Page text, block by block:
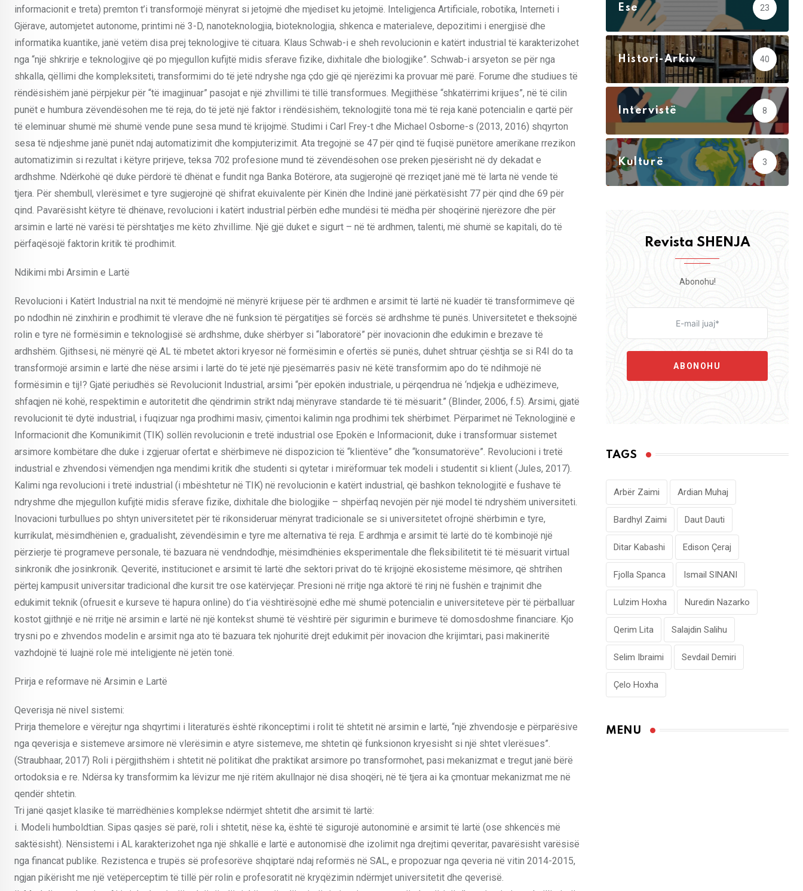
informacionit e treta) premton t’i transformojë mënyrat si jetojmë dhe mjediset ku jetojmë. Inteligjenca Artificiale, robotika, Interneti i
Gjërave, automjetet autonome, printimi në 3-D, nanoteknologjia, bioteknologjia, shkenca e materialeve, depozitimi i energjisë dhe
informatika kuantike, janë vetëm disa prej teknologjive të cituara. Klaus Schwab-i e sheh revolucionin e katërt industrial të karakterizohet
nga “një shkrirje e teknologjive që po mjegullon kufijtë midis sferave fizike, dixhitale dhe biologjike”. Schwab-i arsyeton se për nga
shkalla, qëllimi dhe kompleksiteti, transformimi do të jetë ndryshe nga çdo gjë që njerëzimi ka provuar më parë. Forume dhe studiues të
rëndësishëm janë përpjekur për “të imagjinuar” pasojat e një zhvillimi të tillë transformues. Megjithëse “shkatërrimi krijues”, në të cilin
punët e humbura zëvendësohen me të reja, do të jetë një faktor i rëndësishëm, teknologjitë tona më të reja kanë potencialin e qartë për
të eleminuar shumë më shumë vende pune sesa mund të krijojmë. Studimi i Carl Frey-t dhe Michael Osborne-s (2013, 2016) shqyrton
sesa të ndjeshme janë punët ndaj automatizimit dhe kompjuterizimit. Ata tregojnë se 47 për qind të fuqisë punëtore amerikane rrezikon
automatizimin si rezultat i këtyre prirjeve, teksa 702 profesione mund të zëvendësohen ose preken pjesërisht në dy dekadat e
ardhshme. Ndërkohë që duke përdorë të dhënat e fundit nga Banka Botërore, ata sugjerojnë që rreziqet janë më të larta në vende të
tjera. Për shembull, vlerësimet e tyre sugjerojnë që shifrat ekuivalente për Kinën dhe Indinë janë përkatësisht 77 për qind dhe 69 për
qind. Pavarësisht këtyre të dhënave, revolucioni i katërt industrial përbën edhe mundësi të mëdha për shoqërinë njerëzore dhe për
arsimin e lartë në varësi të përshtatjes me këto zhvillime. Një gjë duket e sigurt – në të ardhmen, talenti, më shumë se kapitali, do të
përfaqësojë faktorin kritik të prodhimit.
Ndikimi mbi Arsimin e Lartë
Revolucioni i Katërt Industrial na nxit të mendojmë në mënyrë krijuese për të ardhmen e arsimit të lartë në kuadër të transformimeve që
po ndodhin në zinxhirin e prodhimit të vlerave dhe në funksion të përgatitjes së forcës së ardhshme të punës. Universitetet e theksojnë
rolin e tyre në formësimin e teknologjisë së ardhshme, duke shërbyer si “laboratorë” për inovacionin dhe edukimin e brezave të
ardhshëm. Gjithsesi, në mënyrë që AL të mbetet aktori kryesor në formësimin e ofertës së punës, duhet shtruar çështja se si R4I do ta
transformojë arsimin e lartë dhe nëse arsimi i lartë do të jetë një pjesëmarrës pasiv në këtë transformim apo do të ndihmojë në
formësimin e tij!? Gjatë periudhës së Revolucionit Industrial, arsimi “për epokën industriale, u përqendrua në ‘ndjekja e udhëzimeve,
shfaqjen në kohë, respektimin e autoritetit dhe qëndrimin strikt ndaj mënyrave standarde të të mësuarit.” (Blinder, 2006, f.5). Arsimi, gjatë
revolucionit të dytë industrial, i fuqizuar nga prodhimi masiv, çimentoi kalimin nga prodhimi tek shërbimet. Përparimet në Teknologjinë e
Informacionit dhe Komunikimit (TIK) sollën revolucionin e tretë industrial ose Epokën e Informacionit, duke i transformuar sistemet
arsimore kombëtare dhe duke i zgjeruar ofertat e shërbimeve në dispozicion të “klientëve” dhe “konsumatorëve”. Revolucioni i tretë
industrial e zhvendosi vëmendjen nga mendimi kritik dhe studenti si qytetar i mirëformuar tek modeli i studentit si klient (Jules, 2017).
Kalimi nga revolucioni i tretë industrial (i mbështetur në TIK) në revolucionin e katërt industrial, që bashkon teknologjitë e fushave të
ndryshme dhe mjegullon kufijtë midis sferave fizike, dixhitale dhe biologjike – shpërfaq nevojën për një model të ndryshëm universiteti.
Inovacioni turbullues po shtyn universitetet për të rikonsideruar mënyrat tradicionale se si universitetet ofrojnë shërbimin e tyre,
kurrikulat, mësimdhënien e, gradualisht, zëvendësimin e tyre me alternativa të reja. E ardhmja e arsimit të lartë do të kombinojë një
përzierje të programeve personale, të bazuara në vendndodhje, mësimdhënies eksperimentale dhe fleksibilitetit të të mësuarit virtual
sinkronik dhe josinkronik. Qeveritë, institucionet e arsimit të lartë dhe sektori privat do të krijojnë ekosisteme mësimore, që shtrihen
përtej kampusit universitar tradicional dhe kursit tre ose katërvjeçar. Presioni në rritje nga aktorë të rinj në fushën e trajnimit dhe
edukimit teknik (ofruesit e kurseve të hapura online) do t’ia vështirësojnë edhe më shumë potencialin e universiteteve për të përballuar
kostot gjithnjë e në rritje në arsimin e lartë në një kontekst shumë të vështirë për sigurimin e burimeve të domosdoshme financiare. Kjo
trysni po e zhvendos modelin e arsimit nga ato të bazuara tek njohuritë drejt edukimit për inovacion dhe krijimtari, pasi makineritë
vazhdojnë të luajnë role më inteligjente në jetën tonë.
Prirja e reformave në Arsimin e Lartë
Qeverisja në nivel sistemi:
Prirja themelore e vërejtur nga shqyrtimi i literaturës është rikonceptimi i rolit të shtetit në arsimin e lartë, “një zhvendosje e përparësive
nga qeverisja e sistemeve arsimore në vlerësimin e atyre sistemeve, me shtetin që funksionon kryesisht si një shtet vlerësues”.
(Straubhaar, 2017) Roli i përgjithshëm i shtetit në politikat dhe praktikat arsimore po transformohet, pasi mekanizmat e tregut janë bërë
ortodoksia e re. Ndërsa ky transformim ka lëvizur me një ritëm akullnajor në disa shoqëri, në të tjera ai ka çmontuar mekanizmat me në
qendër shtetin.
Tri janë qasjet klasike të marrëdhënies komplekse ndërmjet shtetit dhe arsimit të lartë:
i. Modeli humboldtian. Sipas qasjes së parë, roli i shtetit, nëse ka, është të sigurojë autonominë e arsimit të lartë (ose shkencës më
saktësisht). Nënsistemi i AL karakterizohet nga një shkallë e lartë e autonomisë dhe izolimit nga drejtimi qeveritar, pavarësisht varësisë
nga financat publike. Rezistenca e trupës së profesorëve shqiptarë ndaj reformës në SAL, e propozuar nga qeveria në vitin 2014-2015,
ngjan pikërisht me një vetëperceptim të tillë për rolin e profesoratit në kryqëzimin ndërmjet universitetit dhe qeverisë.
Ese 23
Histori-Arkiv 40
Intervistë 8
Kulturë 3
Revista SHENJA
Abonohu!
ABONOHU
TAGS
Arbër Zaimi Ardian Muhaj
Bardhyl Zaimi Daut Dauti
Ditar Kabashi Edison Çeraj
Fjolla Spanca Ismail SINANI
Lulzim Hoxha Nuredin Nazarko
Qerim Lita Salajdin Salihu
Selim Ibraimi Sevdail Demiri
Çelo Hoxha
MENU